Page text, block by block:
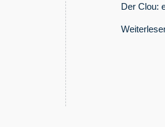
Der Clou: